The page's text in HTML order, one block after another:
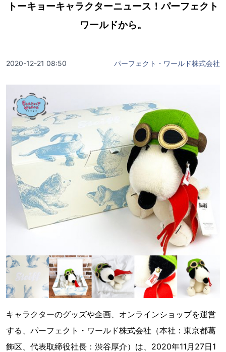
トーキョーキャラクターニュース！パーフェクト
ワールドから。
2020-12-21 08:50 パーフェクト・ワールド株式会社
キャラクターのグッズや企画、オンラインショップを運営
する、パーフェクト・ワールド株式会社（本社：東京都葛
飾区、代表取締役社長：渋谷厚介）は、2020年11月27日1